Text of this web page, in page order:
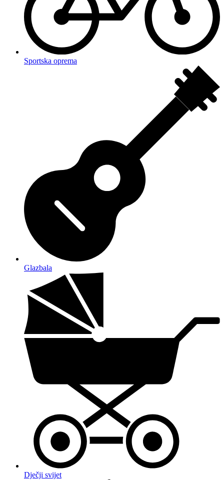
Sportska oprema
Glazbala
Dječji svijet